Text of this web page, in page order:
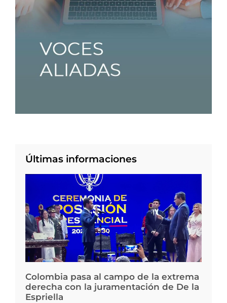
Últimas informaciones
Colombia pasa al campo de la extrema
derecha con la juramentación de De la
Espriella